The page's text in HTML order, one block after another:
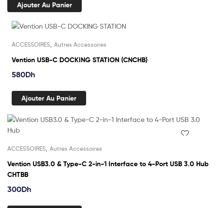
Ajouter Au Panier
ACCESSOIRES Autres Accessoires
Vention USB-C DOCKING STATION (CNCHB)
580Dh
Ajouter Au Panier
ACCESSOIRES Autres Accessoires
Vention USB3.0 & Type-C 2-in-1 Interface to 4-Port USB 3.0 Hub
CHTBB
300Dh